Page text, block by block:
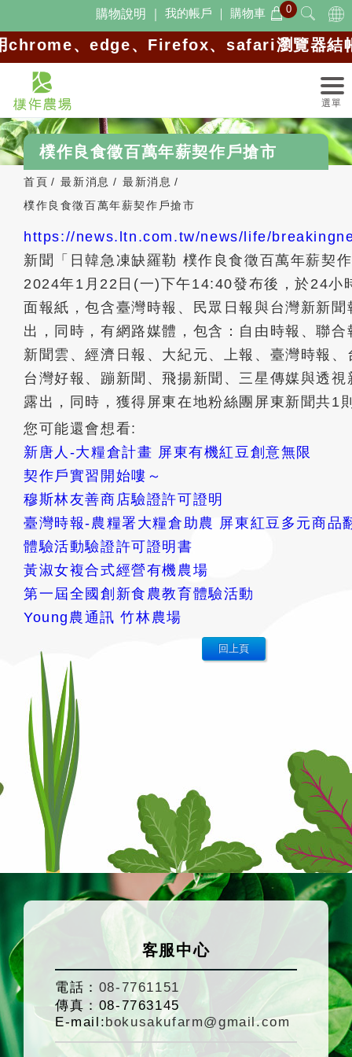
購物說明 ｜ 我的帳戶 ｜ 購物車 0
chrome、edge、Firefox、safari瀏覽器結
樸作良食徵百萬年薪契作戶搶市
首頁 最新消息
最新消息
樸作良食徵百萬年薪契作戶搶市
https://news.ltn.com.tw/news/life/
新聞「日韓急凍缺羅勒 樸作良食徵百萬年薪契
2024年1月22日(一)下午14:40發布後，於24小
面報紙，包含臺灣時報、民眾日報與台灣新新聞
出，同時，有網路媒體，包含：自由時報、聯
新聞雲、經濟日報、大紀元、上報、臺灣時報、
台灣好報、蹦新聞、飛揚新聞、三星傳媒與透
露出，同時，獲得屏東在地粉絲團屏東新聞共1
您可能還會想看:
新唐人-大糧倉計畫 屏東有機紅豆創意無限
契作戶實習開始嘍～
穆斯林友善商店驗證許可證明
臺灣時報-農糧署大糧倉助農 屏東紅豆多元商品
體驗活動驗證許可證明書
黃淑女複合式經營有機農場
第一屆全國創新食農教育體驗活動
Young農通訊 竹林農場
客服中心
電話： 08-7761151
傳真： 08-7763145
E-mail:bokusakufarm@gmail.com
Cookie管理面板